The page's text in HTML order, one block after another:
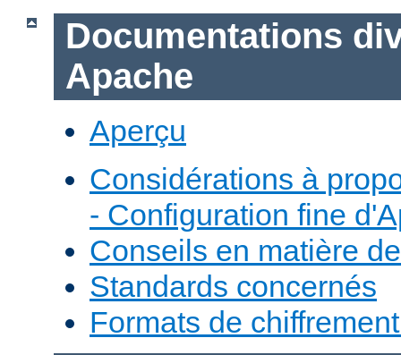
Documentations
Apache
Aperçu
Considérations à
- Configuration fine
Conseils en matière
Standards concernés
Formats de